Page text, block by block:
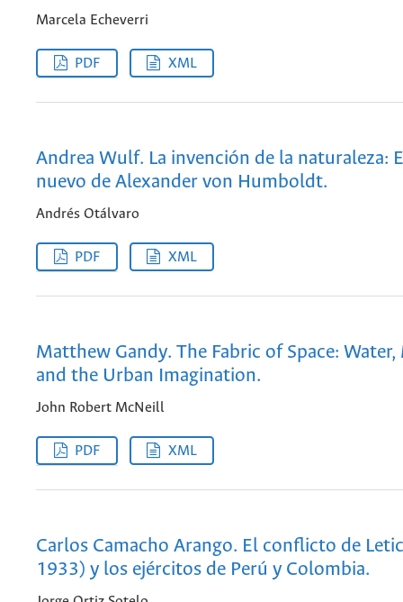
Marcela Echeverri
PDF XML
Andrea Wulf. La invención de la naturaleza:
nuevo de Alexander von Humboldt.
Andrés Otálvaro
PDF XML
Matthew Gandy. The Fabric of Space:
and the Urban Imagination.
John Robert McNeill
PDF XML
Carlos Camacho Arango. El conflicto de
1933) y los ejércitos de Perú y Colombia.